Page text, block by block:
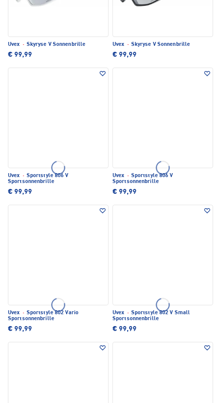
Uvex · Skyryse V Sonnenbrille
€ 99,99
Uvex · Skyryse V Sonnenbrille
€ 99,99
Uvex · Sportstyle 806 V
Sportsonnenbrille
€ 99,99
Uvex · Sportstyle 806 V
Sportsonnenbrille
€ 99,99
Uvex · Sportstyle 802 Vario
Sportsonnenbrille
€ 99,99
Uvex · Sportstyle 802 V Small
Sportsonnenbrille
€ 99,99